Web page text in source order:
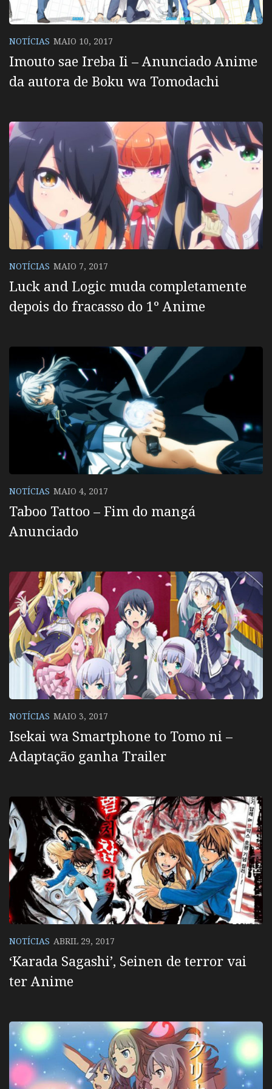
NOTÍCIAS MAIO 10, 2017
Imouto sae Ireba Ii – Anunciado Anime
da autora de Boku wa Tomodachi
NOTÍCIAS MAIO 7, 2017
Luck and Logic muda completamente
depois do fracasso do 1º Anime
NOTÍCIAS MAIO 4, 2017
Taboo Tattoo – Fim do mangá
Anunciado
NOTÍCIAS MAIO 3, 2017
Isekai wa Smartphone to Tomo ni –
Adaptação ganha Trailer
NOTÍCIAS ABRIL 29, 2017
‘Karada Sagashi’, Seinen de terror vai
ter Anime